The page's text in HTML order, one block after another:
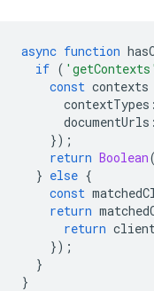
async function
if ( 'getContexts'
const contexts
contextTypes :
documentUrls :
});
return Boolean(
} else {
const
return
return
});
}
}